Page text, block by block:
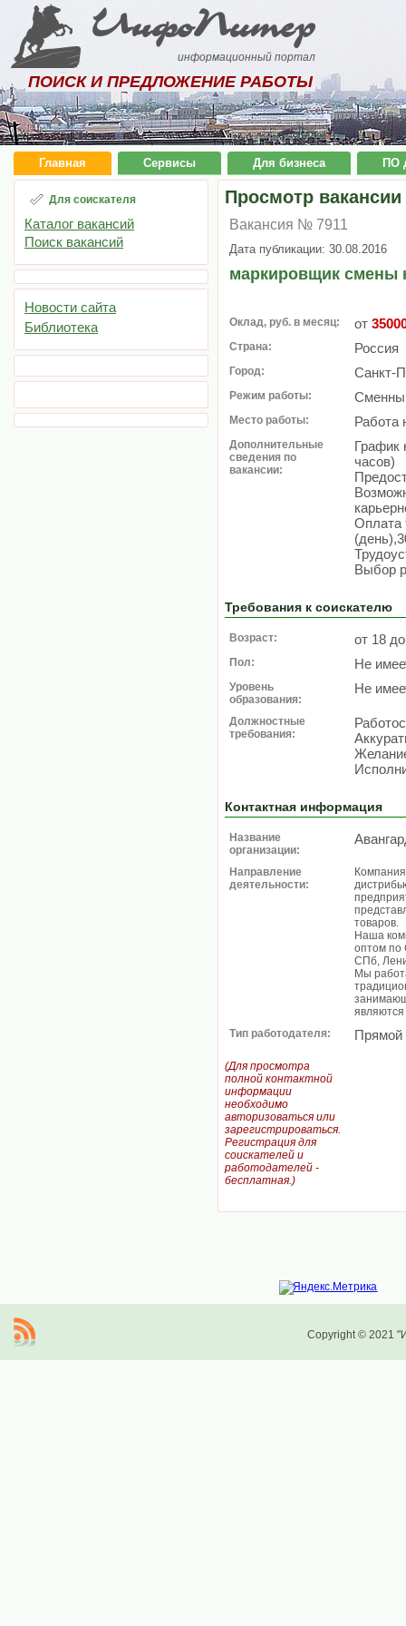
ИнфоПитер
информационный портал
ПОИСК И ПРЕДЛОЖЕНИЕ РАБОТЫ
Главная Сервисы Для бизнеса ПО
Для соискателя
Каталог вакансий
Поиск вакансий
Новости сайта
Библиотека
Просмотр вакансии
Вакансия № 7911
Дата публикации: 30.08.2016
маркировщик смены
Оклад, руб. в месяц: от
Страна: Россия
Город: Санкт-
Режим работы:
Место работы: Работа
Дополнительные
сведения по
вакансии:
График
часов)
Оплата
Выбор
Требования к соискателю
Возраст: от 18
Пол: Не
Уровень
образования:
Не
Должностные
требования:
Контактная информация
Название
организации:
Направление
деятельности:
товаров.
Наша
оптом по
СПб,
Мы
Тип работодателя:
Прямой
(Для просмотра
полной контактной
информации
необходимо
авторизоваться или
зарегистрироваться.
Регистрация для
соискателей и
работодателей -
бесплатная.)
Copyright © 2021